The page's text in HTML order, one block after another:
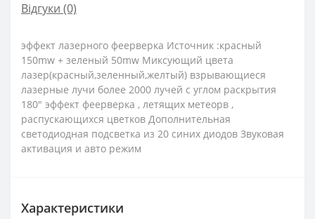
Відгуки (0)
эффект лазерного феерверка Источник :красный
150mw + зеленый 50mw Миксующий цвета
лазер(красный,зеленный,желтый) взрывающиеся
лазерные лучи более 2000 лучей с углом раскрытия
180" эффект феерверка , летящих метеорв ,
распускающихся цветков Дополнительная
светодиодная подсветка из 20 синих диодов Звуковая
активация и авто режим
Характеристики